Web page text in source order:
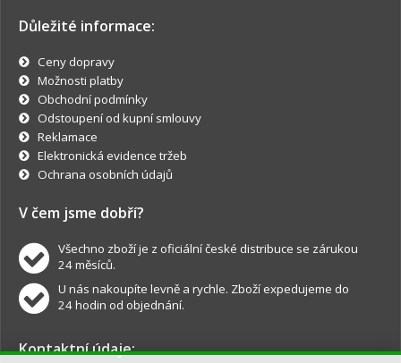
Důležité informace:
Ceny dopravy
Možnosti platby
Obchodní podmínky
Odstoupení od kupní smlouvy
Reklamace
Elektronická evidence tržeb
Ochrana osobních údajů
V čem jsme dobří?
Všechno zboží je z oficiální české distribuce se zárukou
24 měsíců.
U nás nakoupíte levně a rychle. Zboží expedujeme do
24 hodin od objednání.
Kontaktní údaje: